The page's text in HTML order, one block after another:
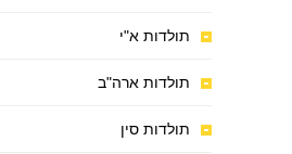
תולדות א"י
תולדות ארה"ב
תולדות סין